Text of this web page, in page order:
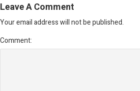
Leave A Comment
Your email address will not be published.
Comment: